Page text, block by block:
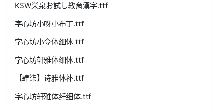
KSW栄泉お試し教育漢字.ttf
字心坊小呀小布丁.ttf
字心坊小令体细体.ttf
字心坊轩雅体细体.ttf
【肆柒】诗雅体补.ttf
字心坊轩雅体纤细体.ttf